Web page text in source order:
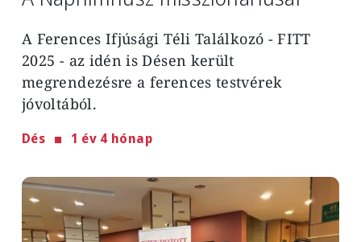
A Ferences Ifjúsági Téli Találkozó - FITT
2025 - az idén is Désen került
megrendezésre a ferences testvérek
jóvoltából.
Dés 1 év 4 hónap
Image